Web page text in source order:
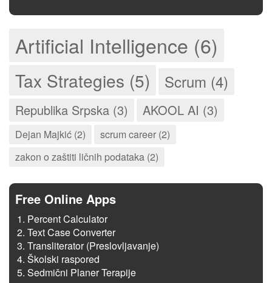
Artificial Intelligence (6)
Tax Strategies (5) Scrum (4)
Republika Srpska (3) AKOOL AI (3)
Dejan Majkić (2)
scrum career (2)
zakon o zaštiti ličnih podataka (2)
Free Online Apps
Percent Calculator
Text Case Converter
Transliterator (Preslovljavanje)
Školski raspored
Sedmični Planer Terapije